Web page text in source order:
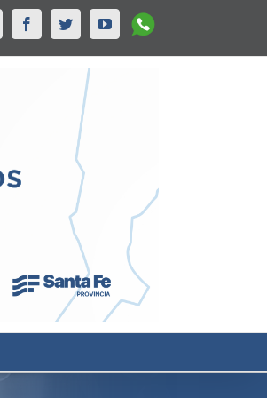
InstagramFacebookTwitterYoutubeWhatsapp